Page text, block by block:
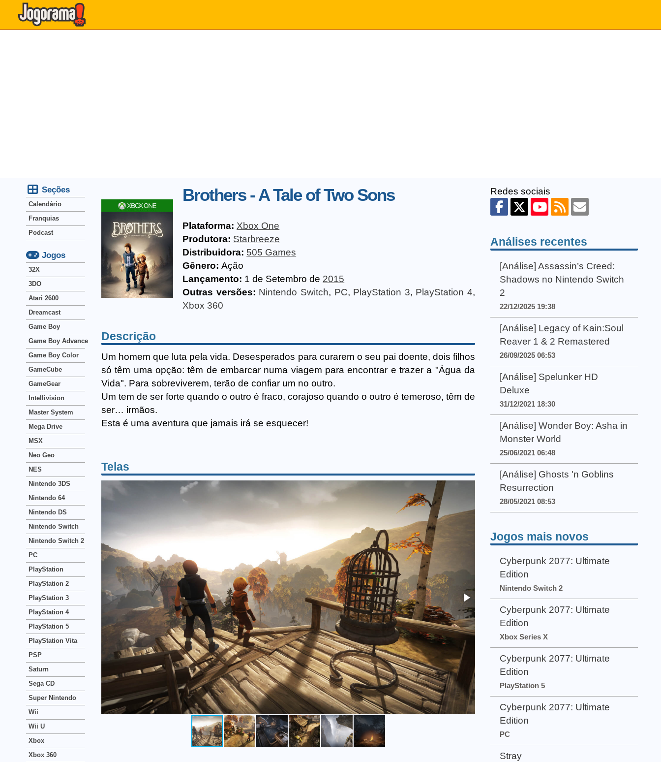
Brothers - A Tale of Two Sons
Plataforma: Xbox One
Produtora: Starbreeze
Distribuidora: 505 Games
Gênero: Ação
Lançamento: 1 de Setembro de 2015
Outras versões: Nintendo Switch, PC, PlayStation 3, PlayStation 4,
Xbox 360
Descrição
Um homem que luta pela vida. Desesperados para curarem o seu pai doente, dois filhos
só têm uma opção: têm de embarcar numa viagem para encontrar e trazer a "Água da
Vida". Para sobreviverem, terão de confiar um no outro.
Um tem de ser forte quando o outro é fraco, corajoso quando o outro é temeroso, têm de
ser… irmãos.
Esta é uma aventura que jamais irá se esquecer!
Telas
Seções
Calendário
Franquias
Podcast
Jogos
32X
3DO
Atari 2600
Dreamcast
Game Boy
Game Boy Advance
Game Boy Color
GameCube
GameGear
Intellivision
Master System
Mega Drive
MSX
Neo Geo
NES
Nintendo 3DS
Nintendo 64
Nintendo DS
Nintendo Switch
Nintendo Switch 2
PC
PlayStation
PlayStation 2
PlayStation 3
PlayStation 4
PlayStation 5
PlayStation Vita
PSP
Saturn
Sega CD
Super Nintendo
Wii
Wii U
Xbox
Xbox 360
Redes sociais
Análises recentes
[Análise] Assassin’s Creed:
Shadows no Nintendo Switch
2
22/12/2025 19:38
[Análise] Legacy of Kain:Soul
Reaver 1 & 2 Remastered
26/09/2025 06:53
[Análise] Spelunker HD
Deluxe
31/12/2021 18:30
[Análise] Wonder Boy: Asha in
Monster World
25/06/2021 06:48
[Análise] Ghosts 'n Goblins
Resurrection
28/05/2021 08:53
Jogos mais novos
Cyberpunk 2077: Ultimate
Edition
Nintendo Switch 2
Cyberpunk 2077: Ultimate
Edition
Xbox Series X
Cyberpunk 2077: Ultimate
Edition
PlayStation 5
Cyberpunk 2077: Ultimate
Edition
PC
Stray